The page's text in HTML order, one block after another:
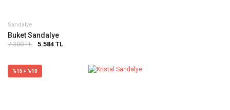
Sandalye
Buket Sandalye
7.300 TL 5.584 TL
%15 + %10